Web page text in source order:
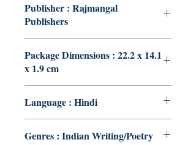
Publisher : Rajmangal
Publishers
Package Dimensions : 22.2 x 14.1
x 1.9 cm
Language : Hindi
Genres : Indian Writing/Poetry